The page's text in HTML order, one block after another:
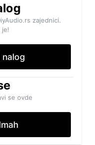
zajednici.
je!
nalog
se ovde